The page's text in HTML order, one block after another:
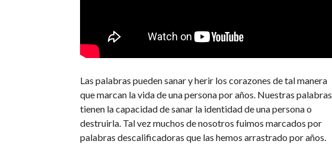
Las palabras pueden sanar y herir los corazones de tal manera
que marcan la vida de una persona por años. Nuestras palabras
tienen la capacidad de sanar la identidad de una persona o
destruirla. Tal vez muchos de nosotros fuimos marcados por
palabras descalificadoras que las hemos arrastrado por años.